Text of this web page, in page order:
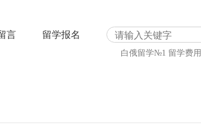
言 留学报名
白俄留学№1 留学费用